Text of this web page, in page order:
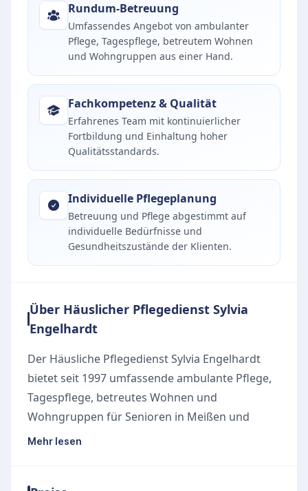
Rundum-Betreuung
Umfassendes Angebot von ambulanter
Pflege, Tagespflege, betreutem Wohnen
und Wohngruppen aus einer Hand.
Fachkompetenz & Qualität
Erfahrenes Team mit kontinuierlicher
Fortbildung und Einhaltung hoher
Qualitätsstandards.
Individuelle Pflegeplanung
Betreuung und Pflege abgestimmt auf
individuelle Bedürfnisse und
Gesundheitszustände der Klienten.
Über Häuslicher Pflegedienst Sylvia
Engelhardt
Der Häusliche Pflegedienst Sylvia Engelhardt
bietet seit 1997 umfassende ambulante Pflege,
Tagespflege, betreutes Wohnen und
Wohngruppen für Senioren in Meißen und
Nossen. Mit einem erfahrenen Team von rund
Mehr lesen